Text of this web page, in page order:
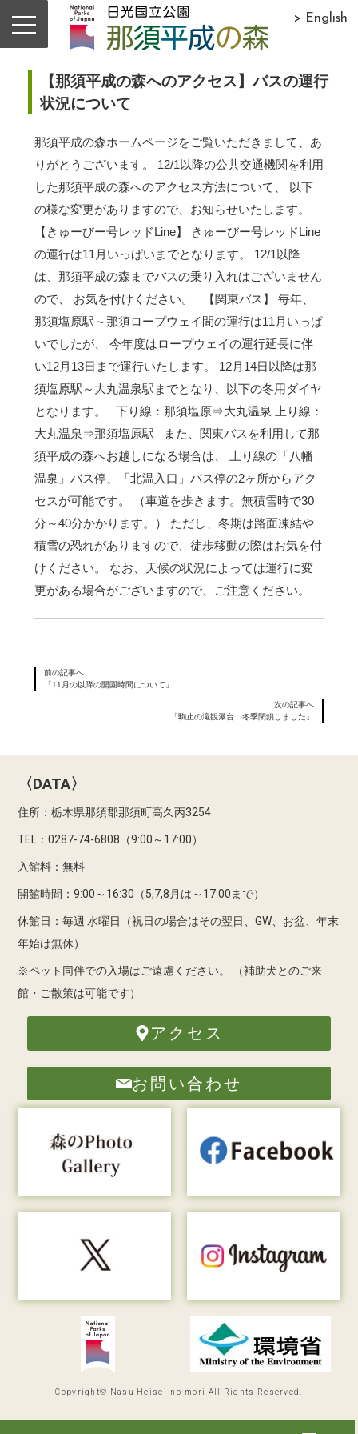
> English
【那須平成の森へのアクセス】バスの運行
状況について
那須平成の森ホームページをご覧いただきまして、あ
りがとうございます。 12/1以降の公共交通機関を利用
した那須平成の森へのアクセス方法について、 以下
の様な変更がありますので、お知らせいたします。
【きゅーびー号レッドLine】 きゅーびー号レッドLine
の運行は11月いっぱいまでとなります。 12/1以降
は、那須平成の森までバスの乗り入れはございません
ので、 お気を付けください。 【関東バス】 毎年、
那須塩原駅～那須ロープウェイ間の運行は11月いっぱ
いでしたが、 今年度はロープウェイの運行延長に伴
い12月13日まで運行いたします。 12月14日以降は那
須塩原駅～大丸温泉駅までとなり、以下の冬用ダイヤ
となります。 下り線：那須塩原⇒大丸温泉
上り線：
大丸温泉⇒那須塩原駅 また、関東バスを利用して那
須平成の森へお越しになる場合は、 上り線の「八幡
温泉」バス停、「北温入口」バス停の2ヶ所からアク
セスが可能です。 （車道を歩きます。無積雪時で30
分～40分かかります。） ただし、冬期は路面凍結や
積雪の恐れがありますので、徒歩移動の際はお気を付
けください。 なお、天候の状況によっては運行に変
更がある場合がございますので、ご注意ください。
前の記事へ
「11月の以降の開園時間について」
次の記事へ
「駒止の滝観瀑台 冬季閉鎖しました」
〈DATA〉
住所：栃木県那須郡那須町高久丙3254
TEL：0287-74-6808（9:00～17:00）
入館料：無料
開館時間：9:00～16:30（5,7,8月は～17:00まで）
休館日：毎週 水曜日（祝日の場合はその翌日、GW、お盆、年末
年始は無休）
※ペット同伴での入場はご遠慮ください。
（補助犬とのご来
館・ご散策は可能です）
アクセス
お問い合わせ
Copyright© Nasu Heisei-no-mori All Rights Reserved.